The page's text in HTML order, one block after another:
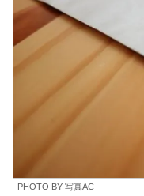
PHOTO BY 写真AC